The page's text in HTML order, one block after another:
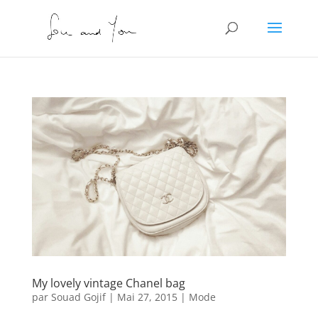
My lovely vintage Chanel bag
par Souad Gojif| Mai 27, 2015| Mode